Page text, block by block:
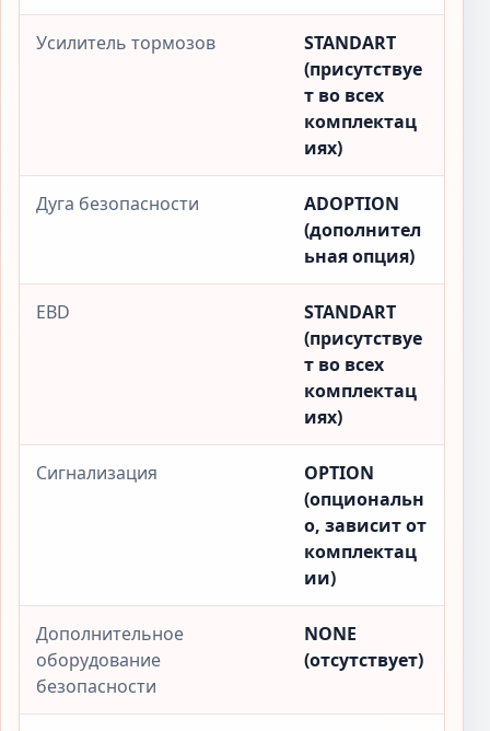
Усилитель тормозов
STANDART
(присутствуе
т во всех
комплектац
иях)
Дуга безопасности
ADOPTION
(дополнител
ьная опция)
EBD
STANDART
(присутствуе
т во всех
комплектац
иях)
Сигнализация
OPTION
(опциональн
о, зависит от
комплектац
ии)
Дополнительное
оборудование
безопасности
NONE
(отсутствует)